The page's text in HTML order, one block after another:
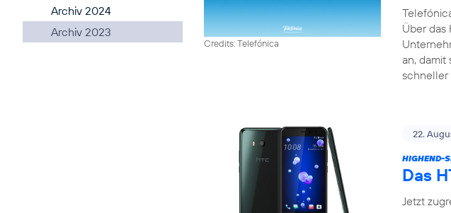
Archiv 2024
Archiv 2023
Credits: Telefónica
Über
an,
schneller
22.
HIGHEND-
Das
Jetzt